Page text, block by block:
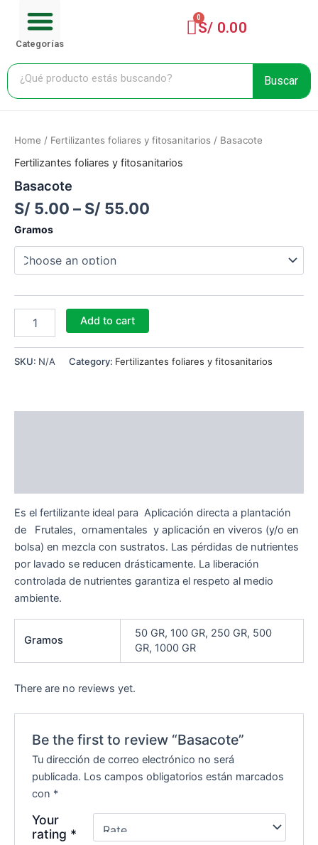
contenido
Menu
Categorías
S/ 0.00
Cart
Buscar
Home / Fertilizantes foliares y fitosanitarios / Basacote
Fertilizantes foliares y fitosanitarios
Basacote
S/ 5.00 – S/ 55.00
Gramos
Add to cart
SKU: N/A Category: Fertilizantes foliares y fitosanitarios
Es el fertilizante ideal para Aplicación directa a plantación
de Frutales, ornamentales y aplicación en viveros (y/o en
bolsa) en mezcla con sustratos. Las pérdidas de nutrientes
por lavado se reducen drásticamente. La liberación
controlada de nutrientes garantiza el respeto al medio
ambiente.
Gramos
50 GR, 100 GR, 250 GR, 500
GR, 1000 GR
There are no reviews yet.
Be the first to review “Basacote”
Tu dirección de correo electrónico no será
publicada. Los campos obligatorios están marcados
con *
Your
rating *